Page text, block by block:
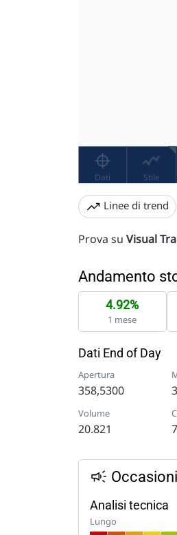
Linee di trend
Prova su Visual
Andamento
4.92%
1 mese
Dati End of Day
Apertura
358,5300
Volume
20.821
Analisi tecnica
Lungo